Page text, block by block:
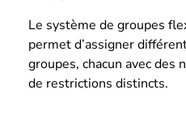
Le système de groupes
permet d’assigner
groupes, chacun avec des
de restrictions distincts.